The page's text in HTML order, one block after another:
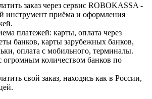
заказ через сервис ROBOKASSA -
инструмент приёма и оформления
платежей: карты, оплата через
банков, карты зарубежных банков,
оплата с мобильного, терминалы.
количеством банков по
свой заказ, находясь как в России,